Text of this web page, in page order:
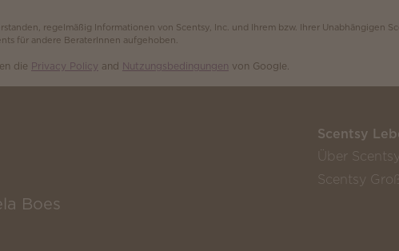
regelmäßig Informationen von Scentsy, Inc. und Ihrem bzw. Ihrer Unabhängigen
für andere BeraterInnen aufgehoben.
die Privacy Policy and Nutzungsbedingungen von Google.
Boes
Scentsy
Über Scentsy
Scentsy